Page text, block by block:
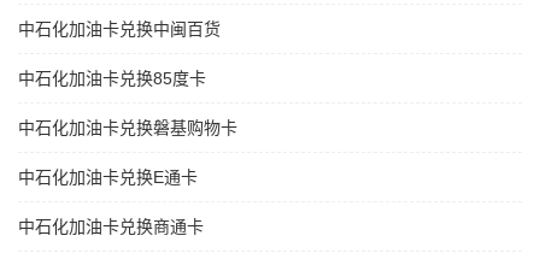
中石化加油卡兑换中闽百货
中石化加油卡兑换85度卡
中石化加油卡兑换磐基购物卡
中石化加油卡兑换E通卡
中石化加油卡兑换商通卡